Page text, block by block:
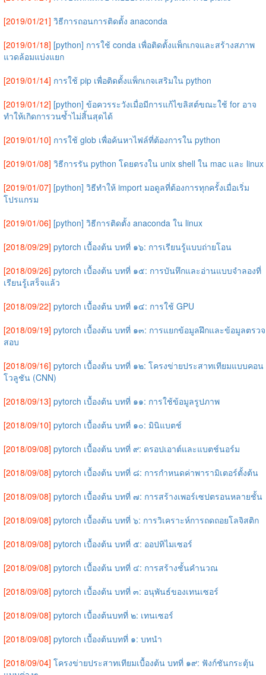
[2019/01/21] วิธีการถอนการติดตั้ง anaconda
[2019/01/18] [python] การใช้ conda เพื่อติดตั้งแพ็กเกจและสร้างสภาพ
แวดล้อมแบ่งแยก
[2019/01/14] การใช้ pip เพื่อติดตั้งแพ็กเกจเสริมใน python
[2019/01/12] [python] ข้อควรระวังเมื่อมีการแก้ไขลิสต์ขณะใช้ for อาจ
ทำให้เกิดการวนซ้ำไม่สิ้นสุดได้
[2019/01/10] การใช้ glob เพื่อค้นหาไฟล์ที่ต้องการใน python
[2019/01/08] วิธีการรัน python โดยตรงใน unix shell ใน mac และ linux
[2019/01/07] [python] วิธีทำให้ import มอดูลที่ต้องการทุกครั้งเมื่อเริ่ม
โปรแกรม
[2019/01/06] [python] วิธีการติดตั้ง anaconda ใน linux
[2018/09/29] pytorch เบื้องต้น บทที่ ๑๖: การเรียนรู้แบบถ่ายโอน
[2018/09/26] pytorch เบื้องต้น บทที่ ๑๕: การบันทึกและอ่านแบบจำลองที่
เรียนรู้เสร็จแล้ว
[2018/09/22] pytorch เบื้องต้น บทที่ ๑๔: การใช้ GPU
[2018/09/19] pytorch เบื้องต้น บทที่ ๑๓: การแยกข้อมูลฝึกและข้อมูลตรวจ
สอบ
[2018/09/16] pytorch เบื้องต้น บทที่ ๑๒: โครงข่ายประสาทเทียมแบบคอน
โวลูชัน (CNN)
[2018/09/13] pytorch เบื้องต้น บทที่ ๑๑: การใช้ข้อมูลรูปภาพ
[2018/09/10] pytorch เบื้องต้น บทที่ ๑๐: มินิแบตช์
[2018/09/08] pytorch เบื้องต้น บทที่ ๙: ดรอปเอาต์และแบตช์นอร์ม
[2018/09/08] pytorch เบื้องต้น บทที่ ๘: การกำหนดค่าพารามิเตอร์ตั้งต้น
[2018/09/08] pytorch เบื้องต้น บทที่ ๗: การสร้างเพอร์เซปตรอนหลายชั้น
[2018/09/08] pytorch เบื้องต้น บทที่ ๖: การวิเคราะห์การถดถอยโลจิสติก
[2018/09/08] pytorch เบื้องต้น บทที่ ๕: ออปทิไมเซอร์
[2018/09/08] pytorch เบื้องต้น บทที่ ๔: การสร้างชั้นคำนวณ
[2018/09/08] pytorch เบื้องต้น บทที่ ๓: อนุพันธ์ของเทนเซอร์
[2018/09/08] pytorch เบื้องต้นบทที่ ๒: เทนเซอร์
[2018/09/08] pytorch เบื้องต้นบทที่ ๑: บทนำ
[2018/09/04] โครงข่ายประสาทเทียมเบื้องต้น บทที่ ๑๙: ฟังก์ชันกระตุ้น